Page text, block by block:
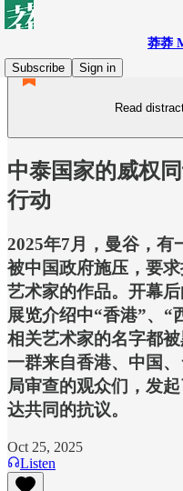
莽莽
Subscribe
Sign in
Read
中泰国家的威权
行动
2025年7月，曼谷，有
被中国政府施压，要
艺术家的作品。开幕
展览介绍中“香港”、“
相关艺术家的名字都
一群来自香港、中国
局审查的观众们，发
达共同的抗议。
Oct 25, 2025
Listen